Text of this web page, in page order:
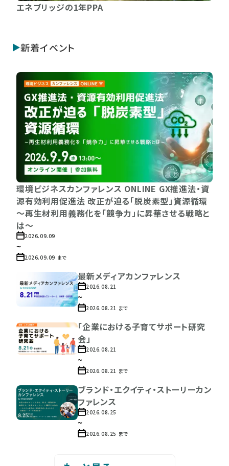
エネブリッジの1年PPA
新着イベント
環境ビジネスカンファレンス ONLINE GX推進法・資
源有効利用促進法 改正が迫る「脱炭素型」資源循環
〜再生材利用義務化を「競争力」に昇華させる戦略と
は〜
2026.09.09
~
2026.09.09 まで
最新メディアカンファレンス
2026.08.21
~
2026.08.21 まで
「企業における子育てサポート研究
会」
2026.08.21
~
2026.08.21 まで
ブランド・エクイティ・ストーリーカン
ファレンス
2026.08.25
~
2026.08.25 まで